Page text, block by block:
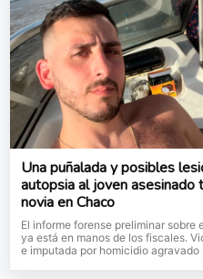
Una puñalada y posibles
autopsia al joven asesinado
novia en Chaco
El informe forense preliminar
ya está en manos de los fiscales.
e imputada por homicidio agravado